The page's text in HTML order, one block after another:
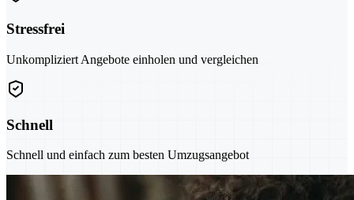
Stressfrei
Unkompliziert Angebote einholen und vergleichen
Schnell
Schnell und einfach zum besten Umzugsangebot